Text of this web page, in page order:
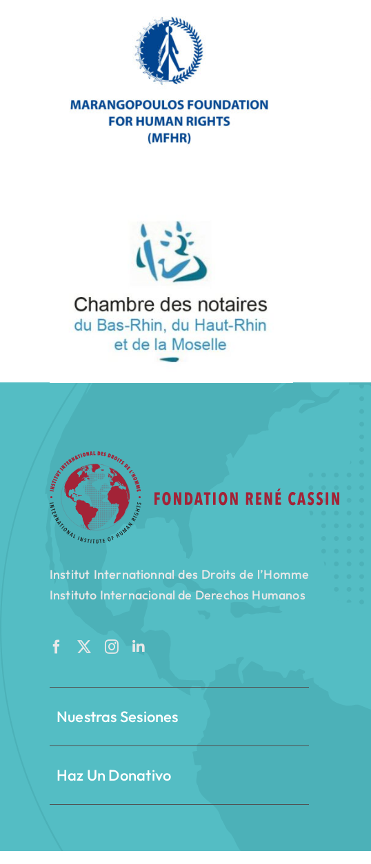
Institut Internationnal des Droits de l’Homme
Instituto Internacional de Derechos Humanos
Nuestras Sesiones
Haz Un Donativo